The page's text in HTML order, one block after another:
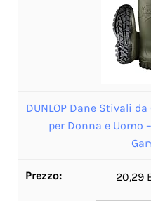
DUNLOP Dane Stivali
per Donna e Uomo
20,29